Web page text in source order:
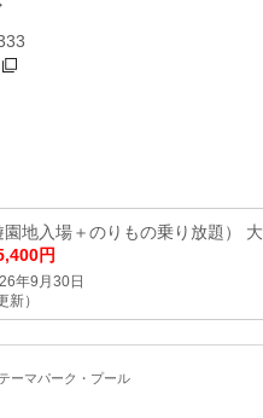
地入場＋のりもの乗り放題） 大
円
年9月30日
新）
ーマパーク・プール